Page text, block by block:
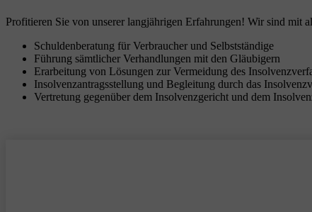
Profitieren Sie von unserer langjährigen Erfahrungen! Wir sind mit
Schuldenberatung für Verbraucher und Selbstständige
Führung sämtlicher Verhandlungen mit den Gläubigern
Erarbeitung von Lösungen zur Vermeidung des
Insolvenzantragsstellung und Begleitung durch das
Vertretung gegenüber dem Insolvenzgericht und dem